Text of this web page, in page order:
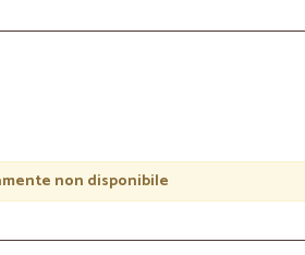
non disponibile